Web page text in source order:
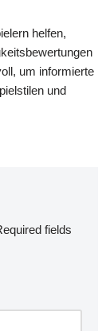
helfen,
um informierte
und
fields